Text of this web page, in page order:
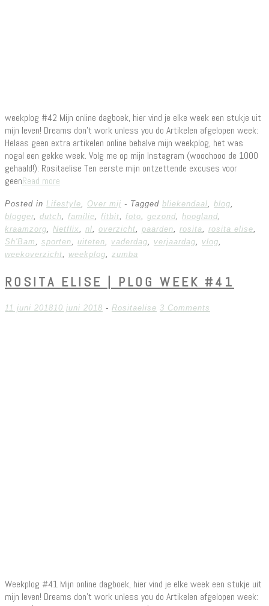
weekplog #42 Mijn online dagboek, hier vind je elke week een stukje uit
mijn leven! Dreams don’t work unless you do Artikelen afgelopen week:
Helaas geen extra artikelen online behalve mijn weekplog, het was
nogal een gekke week. Volg me op mijn Instagram (wooohooo de 1000
gehaald!): Rositaelise Ten eerste mijn ontzettende excuses voor
geenRead more
Posted in Lifestyle, Over mij - Tagged bliekendaal, blog,
blogger, dutch, familie, fitbit, foto, gezond, hoogland,
kraamzorg, Netflix, nl, overzicht, paarden, rosita, rosita elise,
Sh'Bam, sporten, uiteten, vaderdag, verjaardag, vlog,
weekoverzicht, weekplog, zumba
ROSITA ELISE | PLOG WEEK #41
11 juni 201810 juni 2018 - Rositaelise 3 Comments
Weekplog #41 Mijn online dagboek, hier vind je elke week een stukje uit
mijn leven! Dreams don’t work unless you do Artikelen afgelopen week: